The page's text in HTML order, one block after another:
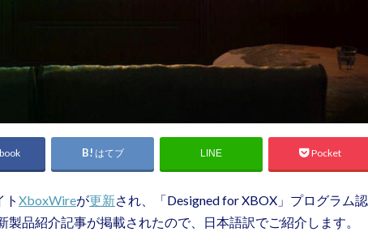
はてブ LINE Pocket
ト XboxWireが更新され、「Designed for XBOX」プログラム認
製品紹介記事が掲載されたので、日本語訳でご紹介します。